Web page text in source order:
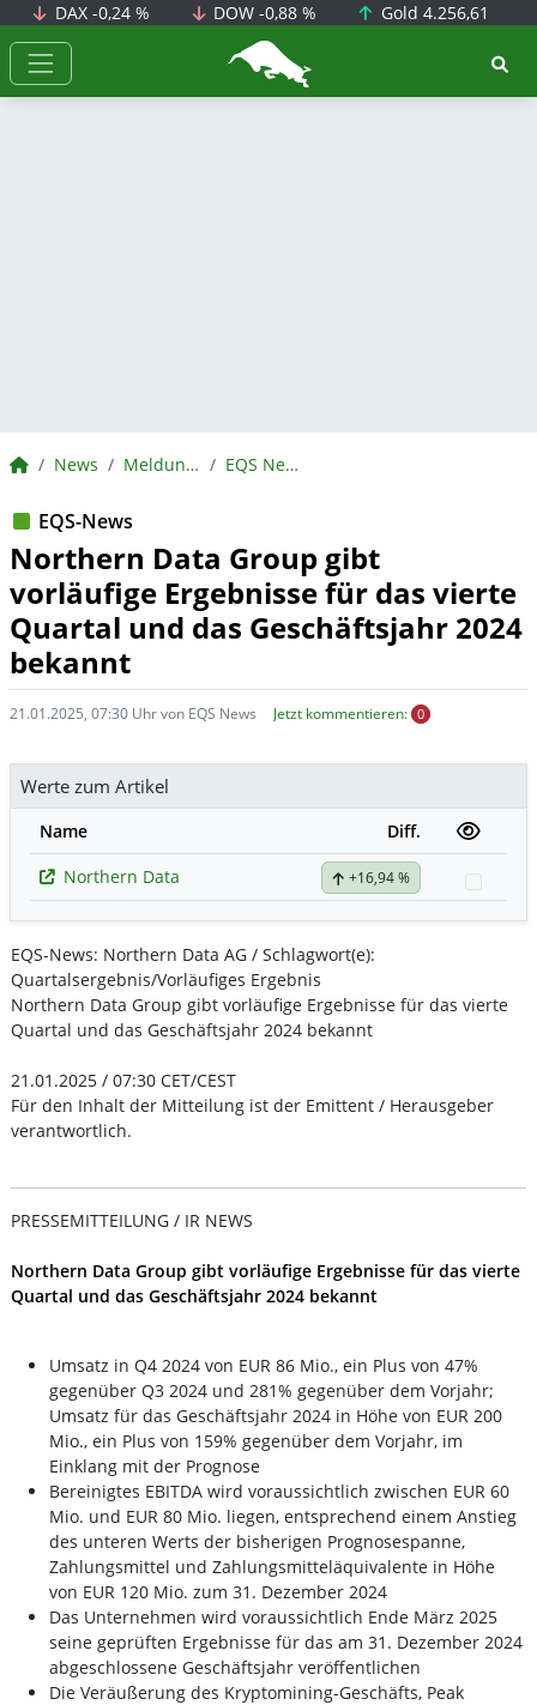
DAX -0,24 % DOW-0,88 % Gold 4.256,61
BörsenNEWS.de
BörsenNEWS.de
News Meldungen EQS News
EQS-News
Northern Data Group gibt
vorläufige Ergebnisse für das vierte
Quartal und das Geschäftsjahr 2024
bekannt
21.01.2025, 07:30 Uhr von EQS News Jetzt kommentieren: 0
Werte zum Artikel
Name
Diff.
Northern Data
+16,94 %
EQS-News: Northern Data AG / Schlagwort(e):
Quartalsergebnis/Vorläufiges Ergebnis
Northern Data Group gibt vorläufige Ergebnisse für das vierte
Quartal und das Geschäftsjahr 2024 bekannt
21.01.2025 / 07:30 CET/CEST
Für den Inhalt der Mitteilung ist der Emittent / Herausgeber
verantwortlich.
PRESSEMITTEILUNG / IR NEWS
Northern Data Group gibt vorläufige Ergebnisse für das vierte
Quartal und das Geschäftsjahr 2024 bekannt
Umsatz in Q4 2024 von EUR 86 Mio., ein Plus von 47%
gegenüber Q3 2024 und 281% gegenüber dem Vorjahr;
Umsatz für das Geschäftsjahr 2024 in Höhe von EUR 200
Mio., ein Plus von 159% gegenüber dem Vorjahr, im
Einklang mit der Prognose
Bereinigtes EBITDA wird voraussichtlich zwischen EUR 60
Mio. und EUR 80 Mio. liegen, entsprechend einem Anstieg
des unteren Werts der bisherigen Prognosespanne,
Zahlungsmittel und Zahlungsmitteläquivalente in Höhe
von EUR 120 Mio. zum 31. Dezember 2024
Das Unternehmen wird voraussichtlich Ende März 2025
seine geprüften Ergebnisse für das am 31. Dezember 2024
abgeschlossene Geschäftsjahr veröffentlichen
Die Veräußerung des Kryptomining-Geschäfts, Peak